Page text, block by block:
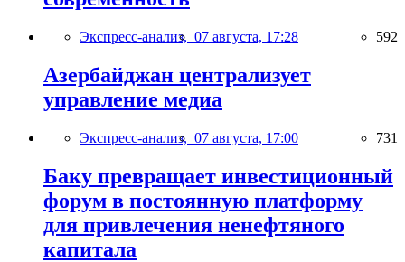
Экспресс-анализ, 07 августа, 17:28 592
Азербайджан централизует
управление медиа
Экспресс-анализ, 07 августа, 17:00 731
Баку превращает инвестиционный
форум в постоянную платформу
для привлечения ненефтяного
капитала